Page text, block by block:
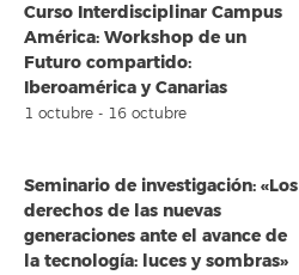
Curso Interdisciplinar Campus
América: Workshop de un
Futuro compartido:
Iberoamérica y Canarias
1 octubre - 16 octubre
Seminario de investigación: «Los
derechos de las nuevas
generaciones ante el avance de
la tecnología: luces y sombras»